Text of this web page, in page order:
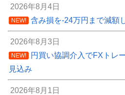
2026年8月4日
NEW! 含み損を-24万円まで減額
2026年8月3日
NEW!
円買い協調介入でFXトレ
見込み
2026年8月1日